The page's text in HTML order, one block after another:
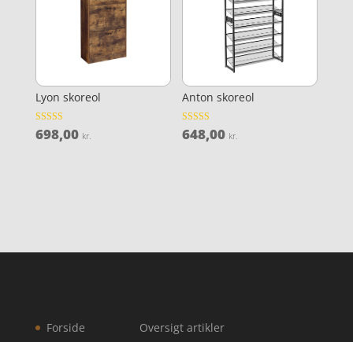
Lyon skoreol
Vurderet
4.4
698,00 kr.
Anton skoreol
Vurderet
4.1
648,00 kr.
Forside
Oversigt artikler